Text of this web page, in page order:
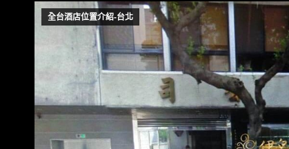
全台酒店位置介紹-台北